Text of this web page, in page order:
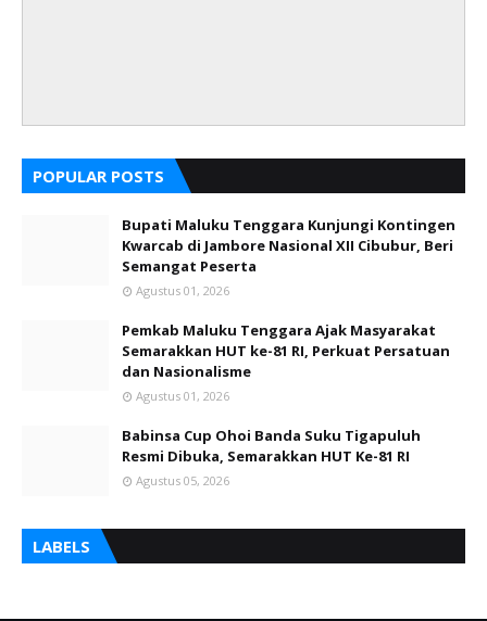
POPULAR POSTS
Bupati Maluku Tenggara Kunjungi Kontingen
Kwarcab di Jambore Nasional XII Cibubur, Beri
Semangat Peserta
Agustus 01, 2026
Pemkab Maluku Tenggara Ajak Masyarakat
Semarakkan HUT ke-81 RI, Perkuat Persatuan
dan Nasionalisme
Agustus 01, 2026
Babinsa Cup Ohoi Banda Suku Tigapuluh
Resmi Dibuka, Semarakkan HUT Ke-81 RI
Agustus 05, 2026
LABELS